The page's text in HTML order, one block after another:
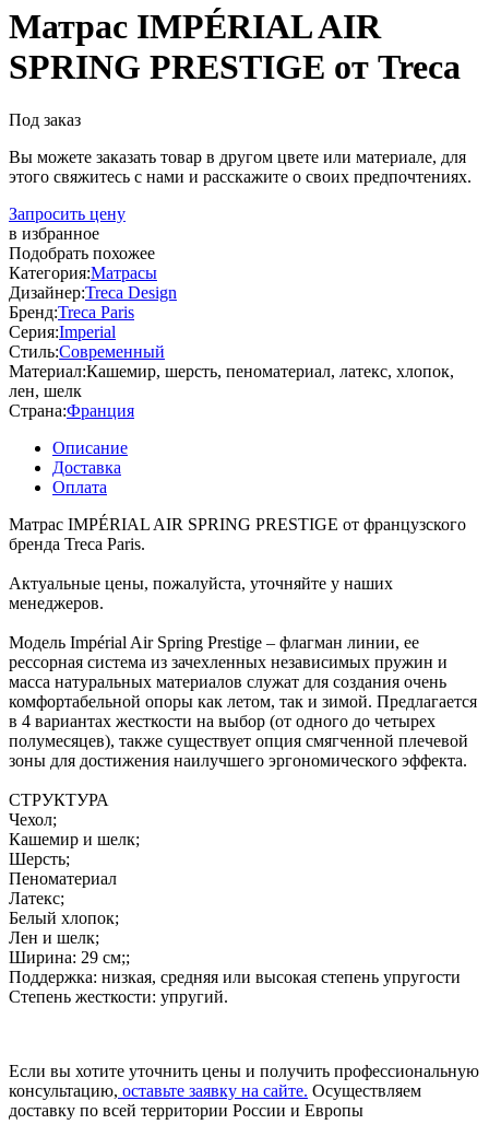
Матрас IMPÉRIAL AIR
SPRING PRESTIGE от Treca
Под заказ
Вы можете заказать товар в другом цвете или материале, для
этого свяжитесь с нами и расскажите о своих предпочтениях.
Запросить цену
в избранное
Подобрать похожее
Категория:Матрасы
Дизайнер:Treca Design
Бренд:Treca Paris
Серия:Imperial
Стиль:Современный
Материал:Кашемир, шерсть, пеноматериал, латекс, хлопок,
лен, шелк
Страна:Франция
Описание
Доставка
Оплата
Матрас IMPÉRIAL AIR SPRING PRESTIGE от французского
бренда Treca Paris.
Актуальные цены, пожалуйста, уточняйте у наших
менеджеров.
Модель Impérial Air Spring Prestige – флагман линии, ее
рессорная система из зачехленных независимых пружин и
масса натуральных материалов служат для создания очень
комфортабельной опоры как летом, так и зимой. Предлагается
в 4 вариантах жесткости на выбор (от одного до четырех
полумесяцев), также существует опция смягченной плечевой
зоны для достижения наилучшего эргономического эффекта.
СТРУКТУРА
Чехол;
Кашемир и шелк;
Шерсть;
Пеноматериал
Латекс;
Белый хлопок;
Лен и шелк;
Ширина: 29 см;;
Поддержка: низкая, средняя или высокая степень упругости
Степень жесткости: упругий.
Если вы хотите уточнить цены и получить профессиональную
консультацию, оставьте заявку на сайте. Осуществляем
доставку по всей территории России и Европы